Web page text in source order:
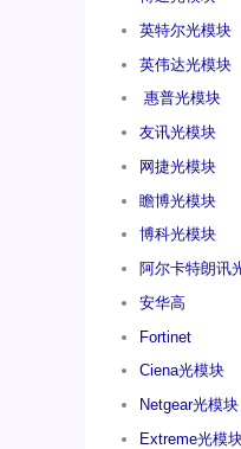
英特尔光模块
英伟达光模块
惠普光模块
友讯光模块
网捷光模块
瞻博光模块
博科光模块
阿尔卡特朗讯
安华高
Fortinet
Ciena光模块
Netgear光模块
Extreme光模